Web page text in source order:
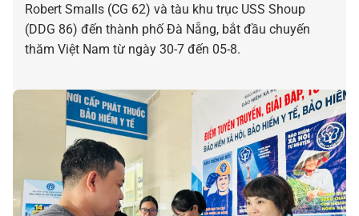
Robert Smalls (CG 62) và tàu khu trục USS Shoup
(DDG 86) đến thành phố Đà Nẵng, bắt đầu chuyến
thăm Việt Nam từ ngày 30-7 đến 05-8.